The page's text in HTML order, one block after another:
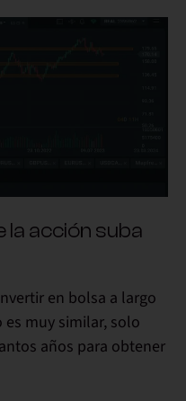
la acción suba
en bolsa a largo
muy similar, solo
años para obtener